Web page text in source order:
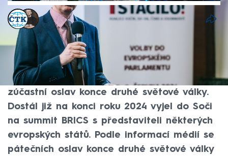
ČTK,Marek Pausz
8. kvě 2025, 10:15
Český europoslanec Ondřej Dostál (zvolen
za Stačilo!) v rozpravě Evropského
parlamentu řekl, že se v pátek v Moskvě
zúčastní oslav konce druhé světové války.
Dostál již na konci roku 2024 vyjel do Soči
na summit BRICS s představiteli některých
evropských států. Podle informací médií se
pátečních oslav konce druhé světové války